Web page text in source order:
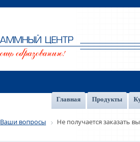
Главная Продукты
Ваши вопросы Не получается заказать